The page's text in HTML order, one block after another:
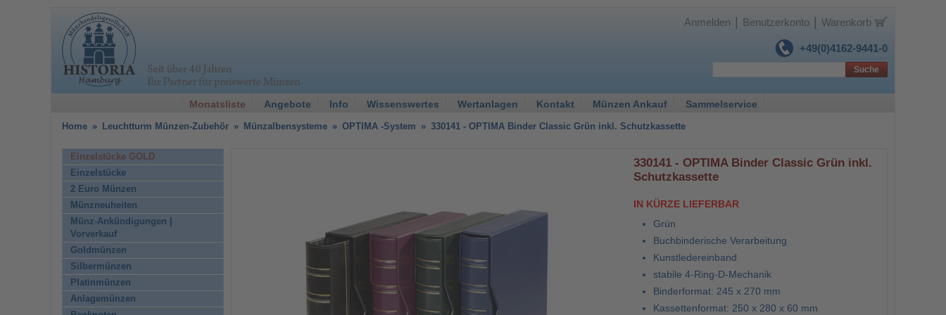
+49(0)4162-9441-0
Anmelden Benutzerkonto Warenkorb
Monatsliste Angebote Info Wissenswertes Wertanlagen Kontakt Münzen Ankauf Sammelservice
Suche
Home » Leuchtturm Münzen-Zubehör » Münzalbensysteme » OPTIMA -System » 330141 - OPTIMA Binder Classic Grün inkl. Schutzkassette
330141 - OPTIMA Binder Classic Grün inkl.
Schutzkassette
IN KÜRZE LIEFERBAR
Grün
Buchbinderische Verarbeitung
Kunstledereinband
stabile 4-Ring-D-Mechanik
Binderformat: 245 x 270 mm
Kassettenformat: 250 x 280 x 60 mm
Einzelstücke GOLD
Einzelstücke
2 Euro Münzen
Münzneuheiten
Münz-Ankündigungen |
Vorverkauf
Goldmünzen
Silbermünzen
Platinmünzen
Anlagemünzen